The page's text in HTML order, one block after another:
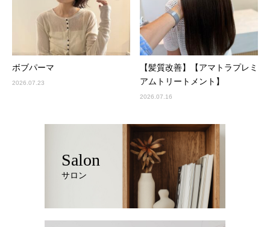
ボブパーマ
2026.07.23
【髪質改善】【アマトラプレミ
アムトリートメント】
2026.07.16
Salon
サロン